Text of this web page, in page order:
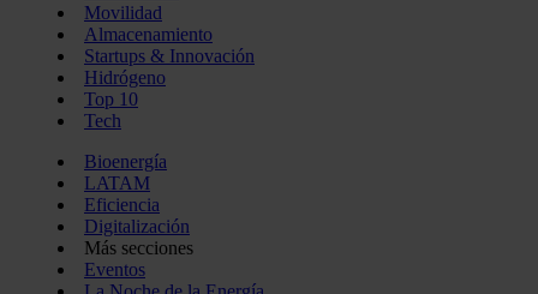
Movilidad
Almacenamiento
Startups & Innovación
Hidrógeno
Top 10
Tech
Bioenergía
LATAM
Eficiencia
Digitalización
Más secciones
Eventos